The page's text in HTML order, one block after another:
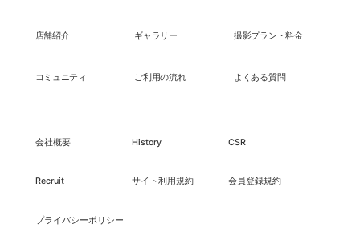
店舗紹介 ギャラリー 撮影プラン・料金
コミュニティ ご利用の流れ よくある質問
会社概要 History CSR
Recruit サイト利用規約 会員登録規約
プライバシーポリシー